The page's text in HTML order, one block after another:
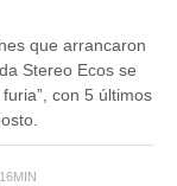
que arrancaron
Stereo Ecos se
con 5 últimos